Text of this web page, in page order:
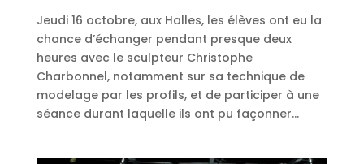
Jeudi 16 octobre, aux Halles, les élèves ont eu la
chance d’échanger pendant presque deux
heures avec le sculpteur Christophe
Charbonnel, notamment sur sa technique de
modelage par les profils, et de participer à une
séance durant laquelle ils ont pu façonner...